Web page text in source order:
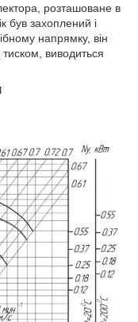
розташоване в
був захоплений і
напрямку, він
виводиться